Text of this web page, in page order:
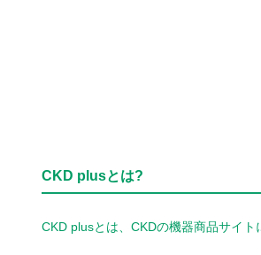
CKD plusとは?
CKD plusとは、CKDの機器商品サイ